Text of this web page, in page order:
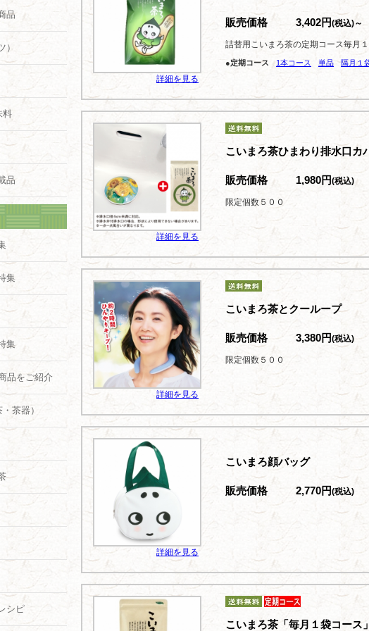
品
）
料
載品
集
集
品をご紹介
茶器）
シピ
詳細を見る
販売価格 3,402円(税込)～
詰替用こいまろ茶の定期コース毎月
●定期コース 1本コース 単品 隔月１
詳細を見る
こいまろ茶ひまわり排水口カ
販売価格 1,980円(税込)
限定個数５００
詳細を見る
こいまろ茶とクーループ
販売価格 3,380円(税込)
限定個数５００
詳細を見る
こいまろ顔バッグ
販売価格 2,770円(税込)
こいまろ茶「毎月１袋コース」